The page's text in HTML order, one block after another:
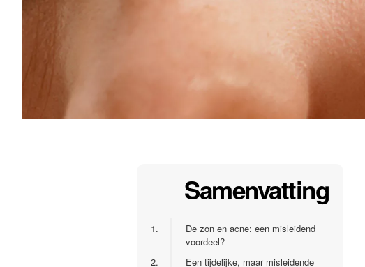
Samenvatting
1.
De zon en acne: een misleidend
voordeel?
2.
Een tijdelijke, maar misleidende